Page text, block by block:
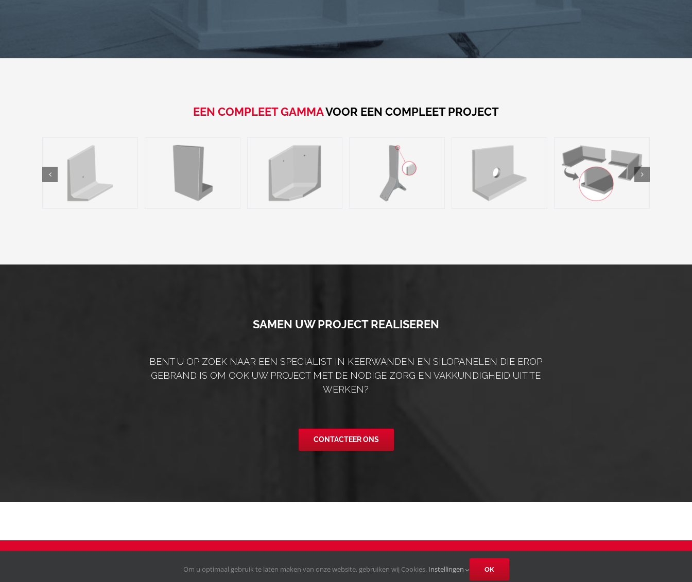
EEN COMPLEET GAMMAVOOR EEN COMPLEET PROJECT
SAMEN UW PROJECT REALISEREN
BENT U OP ZOEK NAAR EEN SPECIALIST IN KEERWANDEN EN SILOPANELEN DIE EROP
GEBRAND IS OM OOK UW PROJECT MET DE NODIGE ZORG EN VAKKUNDIGHEID UIT TE
WERKEN?
CONTACTEER ONS
Om u optimaal gebruik te laten maken van onze website, gebruiken wij Cookies. Instellingen OK